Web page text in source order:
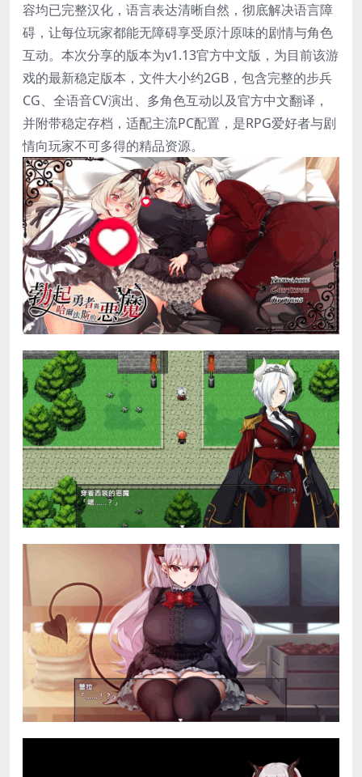
容均已完整汉化，语言表达清晰自然，彻底解决语言障
碍，让每位玩家都能无障碍享受原汁原味的剧情与角色
互动。本次分享的版本为v1.13官方中文版，为目前该游
戏的最新稳定版本，文件大小约2GB，包含完整的步兵
CG、全语音CV演出、多角色互动以及官方中文翻译，
并附带稳定存档，适配主流PC配置，是RPG爱好者与剧
情向玩家不可多得的精品资源。